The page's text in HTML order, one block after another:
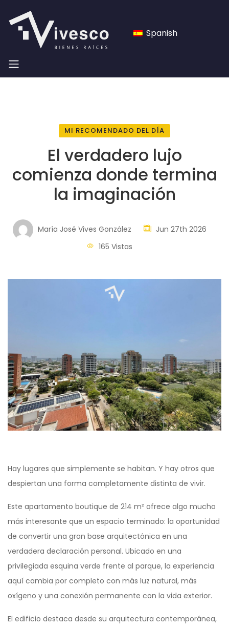
Spanish
MI RECOMENDADO DEL DÍA
El verdadero lujo
comienza donde termina
la imaginación
María José Vives González
Jun 27th 2026
165 Vistas
Hay lugares que simplemente se habitan. Y hay otros que
despiertan una forma completamente distinta de vivir.
Este apartamento boutique de 214 m² ofrece algo mucho
más interesante que un espacio terminado: la oportunidad
de convertir una gran base arquitectónica en una
verdadera declaración personal. Ubicado en una
privilegiada esquina verde frente al parque, la experiencia
aquí cambia por completo con más luz natural, más
oxígeno y una conexión permanente con la vida exterior.
El edificio destaca desde su arquitectura contemporánea,